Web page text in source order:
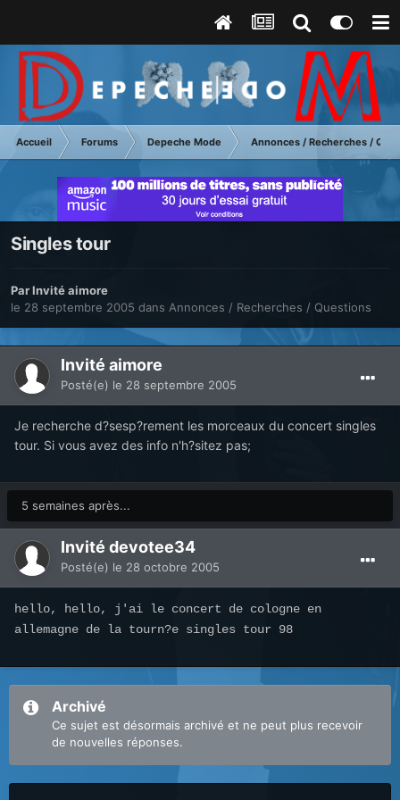
Accueil Forums Depeche Mode Annonces / Recherches /
Singles tour
Par Invité aimore
le 28 septembre 2005 dans Annonces / Recherches / Questions
Invité aimore
Posté(e) le 28 septembre 2005
Je recherche d?sesp?rement les morceaux du concert singles
tour. Si vous avez des info n'h?sitez pas;
5 semaines après...
Invité devotee34
Posté(e) le 28 octobre 2005
hello, hello, j'ai le concert de cologne en
allemagne de la tourn?e singles tour 98
Archivé
Ce sujet est désormais archivé et ne peut plus recevoir
de nouvelles réponses.